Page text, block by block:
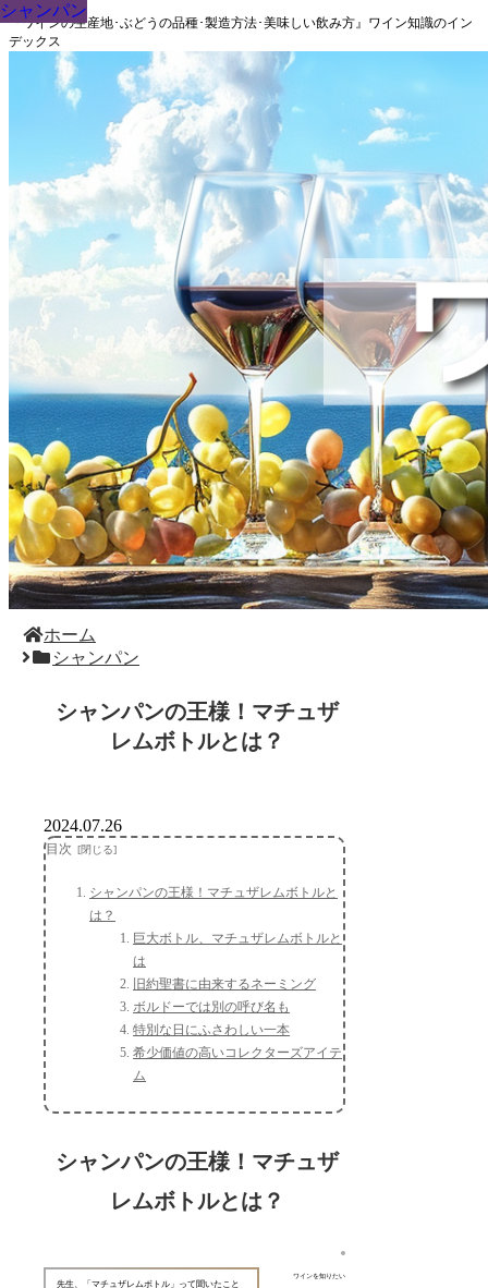
『ワインの生産地･ぶどうの品種･製造方法･美味しい飲み方』ワイン知識のイン
デックス
ホーム
シャンパン
シャンパンの王様！マチュザ
レムボトルとは？
シャンパン
2024.07.26
目次
シャンパンの王様！マチュザレムボトルと
は？
巨大ボトル、マチュザレムボトルと
は
旧約聖書に由来するネーミング
ボルドーでは別の呼び名も
特別な日にふさわしい一本
希少価値の高いコレクターズアイテ
ム
シャンパンの王様！マチュザ
レムボトルとは？
ワインを知りたい
先生、「マチュザレムボトル」って聞いたこと
シャンパン
シャンパン
シャンパン
シャンパン
シャンパン
シャンパン
シャンパン
シャンパン